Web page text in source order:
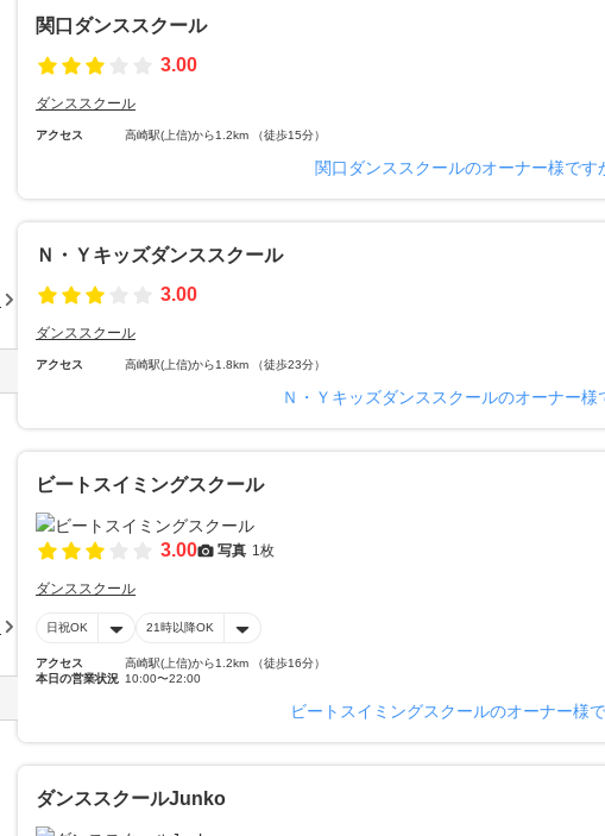
関口ダンススクール
3.00
ダンススクール
アクセス 高崎駅(上信)から1.2km （徒歩15分）
関口ダンススクールのオーナー様です
Ｎ・Ｙキッズダンススクール
3.00
ダンススクール
アクセス 高崎駅(上信)から1.8km （徒歩23分）
Ｎ・Ｙキッズダンススクールのオーナー様
ビートスイミングスクール
3.00 写真 1枚
ダンススクール
日祝OK 21時以降OK
アクセス
高崎駅(上信)から1.2km （徒歩16分）
本日の営業状況 10:00〜22:00
ビートスイミングスクールのオーナー様
ダンススクールJunko